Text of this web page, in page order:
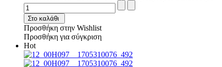
Στο καλάθι
Προσθήκη στην Wishlist
Προσθήκη για σύγκριση
Hot